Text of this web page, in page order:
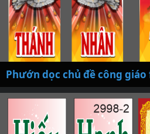
Phướn dọc chủ đề công